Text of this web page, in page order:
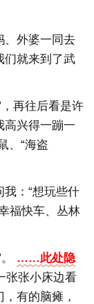
、外婆一同去
们就来到了武
再往后看是许
高兴得一蹦一
、“海盗
：“想玩些什
福快车、丛林
……此处隐
张张小床边看
有的脑瘫，